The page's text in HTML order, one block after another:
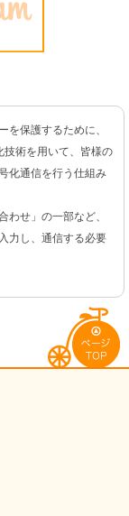
を保護するために、
技術を用いて、皆様の
化通信を行う仕組み
わせ」の一部など、
力し、通信する必要